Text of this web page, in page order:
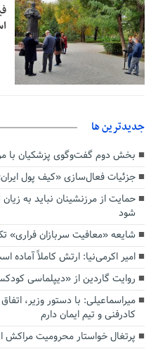
جديدترين ها
بخش دوم گفت‌وگوی پزشکیان
جزئیات فعال‌سازی «کیف پول
حمایت از مرزنشینان نباید به زیان
شود
شایعه «معافیت سربازان فراری»
امیر اکرمی‌نیا: ارتش کاملاً آماده
روایت گاردین از «دیپلماسی
میراسماعیلی: با دستور وزیر،
کادرفنی و تیم ایمان دارم
پرتغال خواستار محرومیت مراکش از